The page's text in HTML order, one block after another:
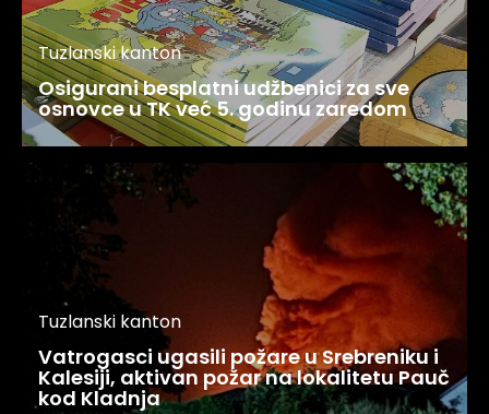
Tuzlanski kanton
Osigurani besplatni udžbenici za sve
osnovce u TK već 5. godinu zaredom
Tuzlanski kanton
Vatrogasci ugasili požare u Srebreniku i
Kalesiji, aktivan požar na lokalitetu Pauč
kod Kladnja